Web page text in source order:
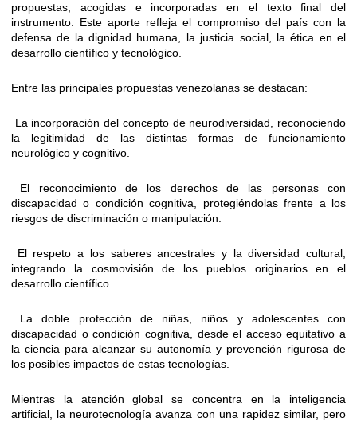
propuestas, acogidas e incorporadas en el texto final del
instrumento. Este aporte refleja el compromiso del país con la
defensa de la dignidad humana, la justicia social, la ética en el
desarrollo científico y tecnológico.
Entre las principales propuestas venezolanas se destacan:
La incorporación del concepto de neurodiversidad, reconociendo
la legitimidad de las distintas formas de funcionamiento
neurológico y cognitivo.
El reconocimiento de los derechos de las personas con
discapacidad o condición cognitiva, protegiéndolas frente a los
riesgos de discriminación o manipulación.
El respeto a los saberes ancestrales y la diversidad cultural,
integrando la cosmovisión de los pueblos originarios en el
desarrollo científico.
La doble protección de niñas, niños y adolescentes con
discapacidad o condición cognitiva, desde el acceso equitativo a
la ciencia para alcanzar su autonomía y prevención rigurosa de
los posibles impactos de estas tecnologías.
Mientras la atención global se concentra en la inteligencia
artificial, la neurotecnología avanza con una rapidez similar, pero